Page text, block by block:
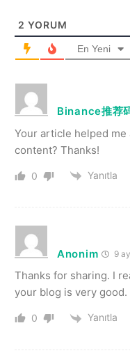
2 YORUM
En Yeni
Binance推荐
Your article helped
content? Thanks!
0 Yanıtla
Anonim 9
Thanks for sharing. I
your blog is very good.
0 Yanıtla